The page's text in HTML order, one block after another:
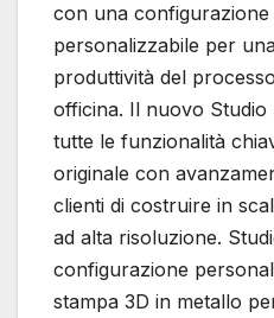
con una configurazione
personalizzabile per
produttività del
officina. Il nuovo
tutte le funzionalità
originale con
clienti di costruire in
ad alta risoluzione.
configurazione
stampa 3D in metallo